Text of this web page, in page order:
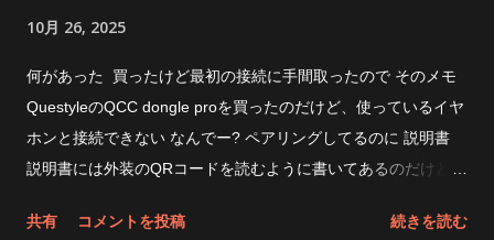
クしてみたら速くなった おお、大分速くなった。なったけ
ど・・・・なんで？ これだとImDiskよりちょっと遅いくらいに
なるのか もしやQuickFormatととかでも変わるのか？と思った
けどそこまでやる気も無かったので放置。速くなるわけないよ
ね。 後は圧縮とか、取り外しメディアとかだし。 最近の性能
ちゃったね まあそれでとにかく速度を稼ぎたいぜって人は
10月 26, 2025
何があった 買ったけど最初の接続に手間取ったので そのメモ
QuestyleのQCC dongle proを買ったのだけど、使っているイヤ
ホンと接続できない なんでー? ペアリングしてるのに 説明書
説明書には外装のQRコードを読むように書いてあるのだけど
んと ヘッドホンのところには QCC Dongle Pro って出てるの
共有 コメントを投稿 続きを読む